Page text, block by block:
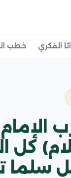
الفكري خطب
كل
سلما